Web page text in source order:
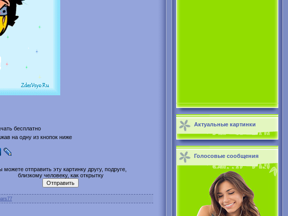
бесплатно
на одну из кнопок ниже
можете отправить эту картинку другу, подруге,
близкому человеку, как открытку
Актуальные картинки
Голосовые сообщения